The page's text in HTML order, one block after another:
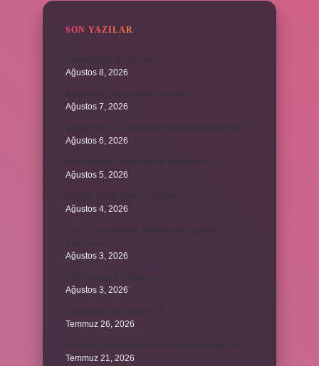
SON YAZILAR
Ağustos 8, 2026
Ağustos 7, 2026
Ağustos 6, 2026
Ağustos 5, 2026
Ağustos 4, 2026
Ağustos 3, 2026
Ağustos 3, 2026
Temmuz 26, 2026
Temmuz 21, 2026